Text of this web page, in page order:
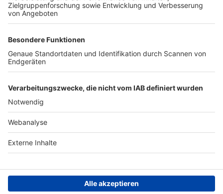
TOP-PARTNER
Nutzungsbedingungen Datenschutz Impressum